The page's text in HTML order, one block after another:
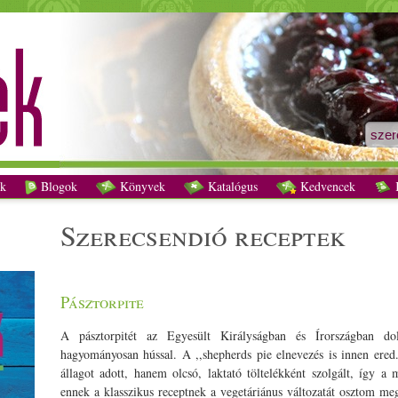
szerecsendió receptek - Vegetáriánus receptek
Blogok Könyvek Katalógus Kedvencek
szerecsendió receptek
Pásztorpite
A pásztorpitét az Egyesült Királyságban és Írországban
hagyományosan hússal. A ,,shepherds pie elnevezés is innen
állagot adott, hanem olcsó, laktató töltelékként szolgált, így a
ennek a klasszikus receptnek a vegetáriánus változatát osztom